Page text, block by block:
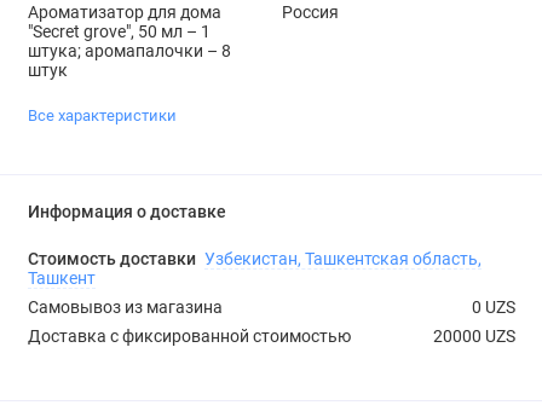
Ароматизатор для дома
"Secret grove", 50 мл – 1
штука; аромапалочки – 8
штук
Россия
Все характеристики
Информация о доставке
Стоимость доставки Узбекистан, Ташкентская область,
Ташкент
Самовывоз из магазина
0 UZS
Доставка с фиксированной стоимостью
20000 UZS